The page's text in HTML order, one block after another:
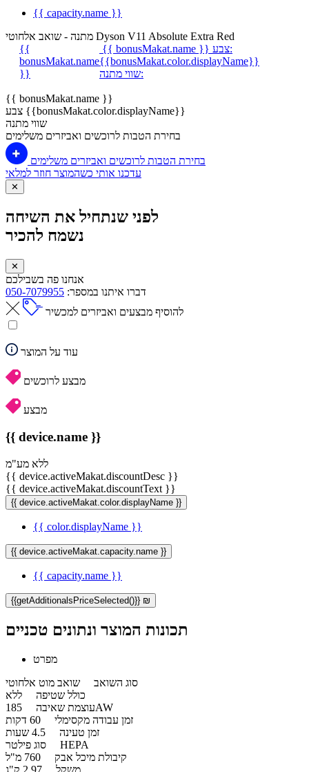
{{ capacity.name }}
מתנה - שואב אלחוטי Dyson V11 Absolute Extra Red
{{
bonusMakat.name
}}
{{ bonusMakat.name }}
צבע:
{{bonusMakat.color.displayName}}
שווי מתנה:
{{ bonusMakat.name }}
צבע {{bonusMakat.color.displayName}}
שווי מתנה
בחירת הטבות לרוכשים ואביזרים משלימים
בחירת הטבות לרוכשים ואביזרים משלימים
עדכנו אותי כשהמוצר חוזר למלאי
✕
לפני שנתחיל את השיחה
נשמח להכיר
✕
אנחנו פה בשבילכם
דברו איתנו במספר: 050-7079955
להוסיף מבצעים ואביזרים למכשיר
עוד על המוצר
מבצע לרוכשים
מבצע
{{ device.name }}
ללא מע"מ
{{ device.activeMakat.discountDesc }}
{{ device.activeMakat.discountText }}
{{ device.activeMakat.color.displayName }}
{{ color.displayName }}
{{ device.activeMakat.capacity.name }}
{{ capacity.name }}
{{getAdditionalsPriceSelected()}} ₪
תכונות המוצר ונתונים טכניים
מפרט
סוג השואב שואב מוט אלחוטי
כולל שטיפה ללא
עוצמת שאיבה185AW
זמן עבודה מקסימלי
זמן טעינה
סוג פילטר HEPA
קיבולת מיכל אבק